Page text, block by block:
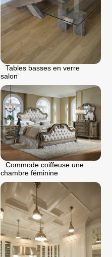
Tables basses en verre
salon
Commode coiffeuse une
chambre féminine